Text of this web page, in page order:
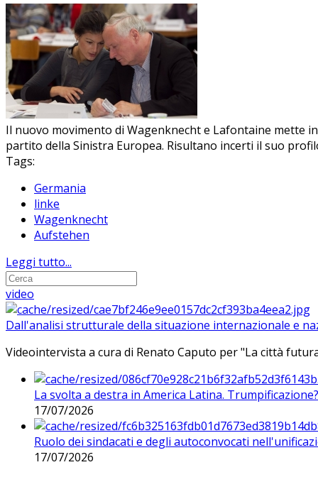
Il nuovo movimento di Wagenknecht e Lafontaine mette
partito della Sinistra Europea. Risultano incerti il suo
Tags:
Germania
linke
Wagenknecht
Aufstehen
Leggi tutto...
video
Dall'analisi strutturale della situazione internazionale e
Videointervista a cura di Renato Caputo per "La città
La svolta a destra in America Latina. Trumpificazione?
17/07/2026
Ruolo dei sindacati e degli autoconvocati
17/07/2026